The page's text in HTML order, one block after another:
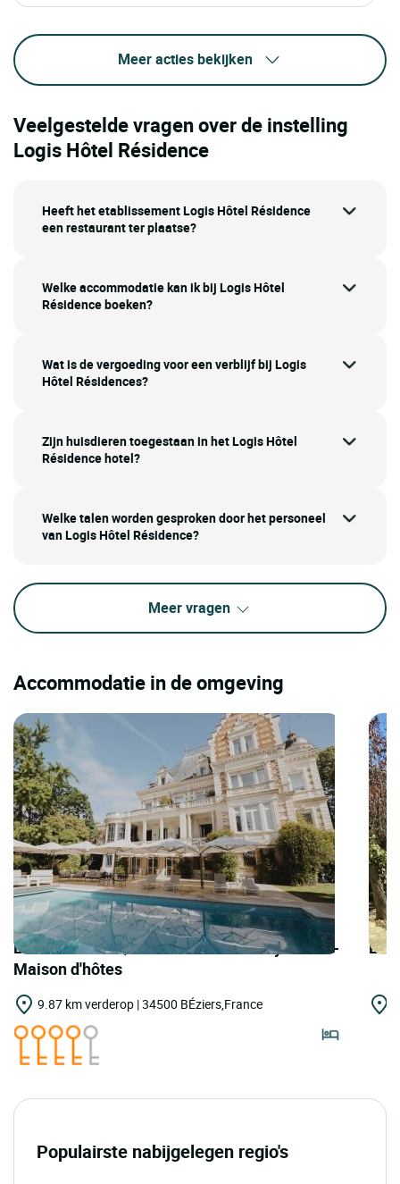
Meer acties bekijken
Veelgestelde vragen over de instelling
Logis Hôtel Résidence
Heeft het etablissement Logis Hôtel Résidence
een restaurant ter plaatse?
Welke accommodatie kan ik bij Logis Hôtel
Résidence boeken?
Wat is de vergoeding voor een verblijf bij Logis
Hôtel Résidences?
Zijn huisdieren toegestaan in het Logis Hôtel
Résidence hotel?
Welke talen worden gesproken door het personeel
van Logis Hôtel Résidence?
Meer vragen
Accommodatie in de omgeving
LOGIS HOTELS | Teritoria La Villa Guy & SPA -
Maison d'hôtes
9.87 km verderop | 34500 BÉziers,France
Populairste nabijgelegen regio's